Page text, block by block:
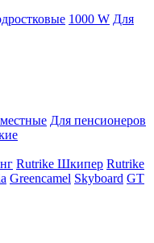
1000 W Для
Для пенсионеров
Rutrike Шкипер Rutrike
Greencamel Skyboard GT